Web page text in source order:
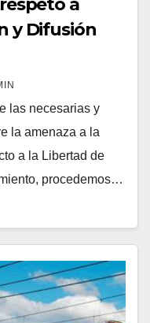
a
y Difusión
las necesarias y
la amenaza a la
a la Libertad de
procedemos…